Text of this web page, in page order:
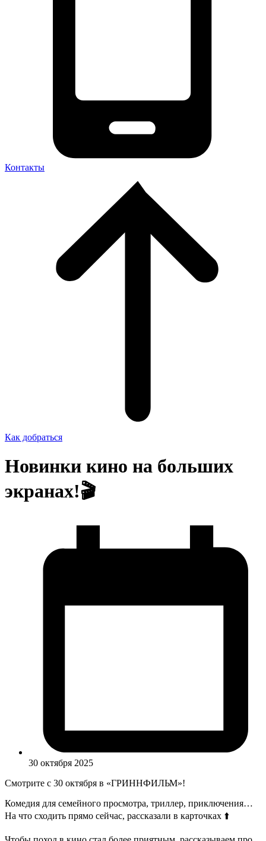
Контакты
Как добраться
Новинки кино на больших
экранах!🎬
30 октября 2025
Смотрите с 30 октября в «ГРИННФИЛЬМ»!
Комедия для семейного просмотра, триллер, приключения…
На что сходить прямо сейчас, рассказали в карточках ⬆️